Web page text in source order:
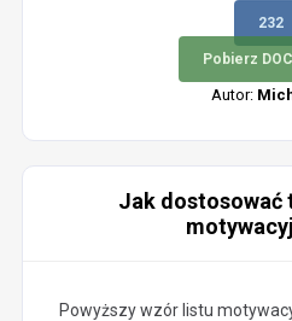
232
Pobierz
Autor:
Jak dostosować
Powyższy wzór listu